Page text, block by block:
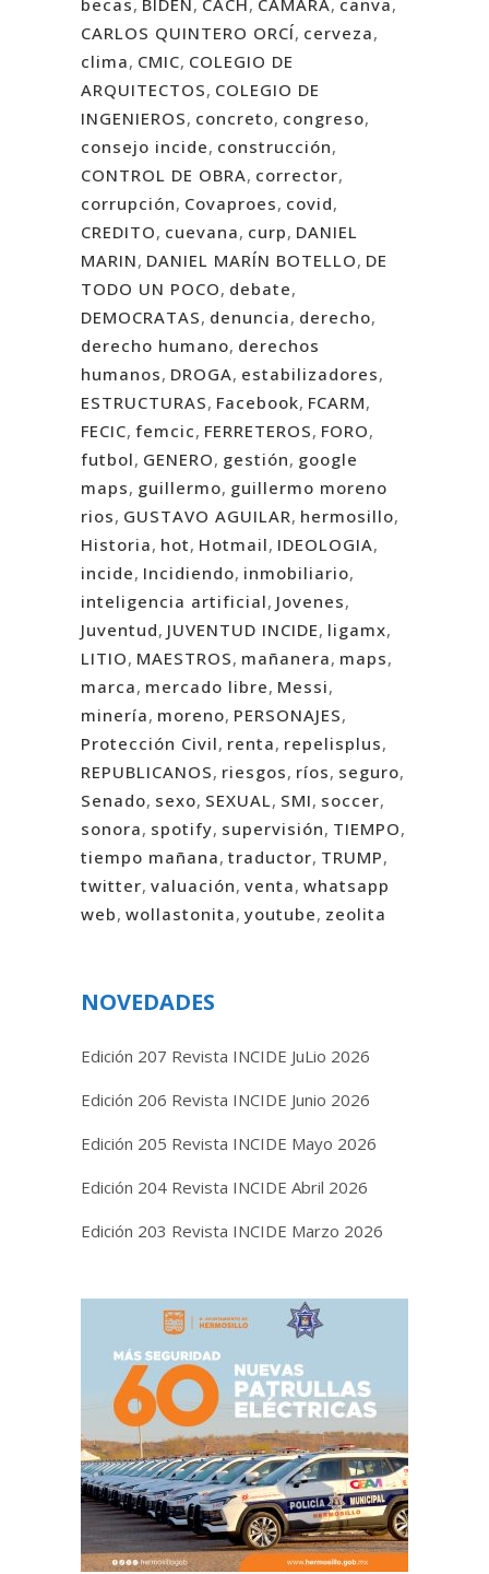
CARLOS QUINTERO ORCÍ, cerveza,
clima, CMIC, COLEGIO DE
ARQUITECTOS, COLEGIO DE
INGENIEROS, concreto, congreso,
consejo incide, construcción,
CONTROL DE OBRA, corrector,
corrupción, Covaproes, covid,
CREDITO, cuevana, curp, DANIEL
MARIN, DANIEL MARÍN BOTELLO, DE
TODO UN POCO, debate,
DEMOCRATAS, denuncia, derecho,
derecho humano, derechos
humanos, DROGA, estabilizadores,
ESTRUCTURAS, Facebook, FCARM,
FECIC, femcic, FERRETEROS, FORO,
futbol, GENERO, gestión, google
maps, guillermo, guillermo moreno
rios, GUSTAVO AGUILAR, hermosillo,
Historia, hot, Hotmail, IDEOLOGIA,
incide, Incidiendo, inmobiliario,
inteligencia artificial, Jovenes,
Juventud, JUVENTUD INCIDE, ligamx,
LITIO, MAESTROS, mañanera, maps,
marca, mercado libre, Messi,
minería, moreno, PERSONAJES,
Protección Civil, renta, repelisplus,
REPUBLICANOS, riesgos, ríos, seguro,
Senado, sexo, SEXUAL, SMI, soccer,
sonora, spotify, supervisión, TIEMPO,
tiempo mañana, traductor, TRUMP,
twitter, valuación, venta, whatsapp
web, wollastonita, youtube, zeolita
NOVEDADES
Edición 207 Revista INCIDE JuLio 2026
Edición 206 Revista INCIDE Junio 2026
Edición 205 Revista INCIDE Mayo 2026
Edición 204 Revista INCIDE Abril 2026
Edición 203 Revista INCIDE Marzo 2026